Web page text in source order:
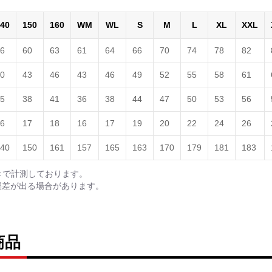
150 160 WM WL S M L XL XXL
60 63 61 64 66 70 74 78 82
43 46 43 46 49 52 55 58 61
38 41 36 38 44 47 50 53 56
17 18 16 17 19 20 22 24 26
150 161 157 165 163 170 179 181 183
計測しております。
が出る場合があります。
品